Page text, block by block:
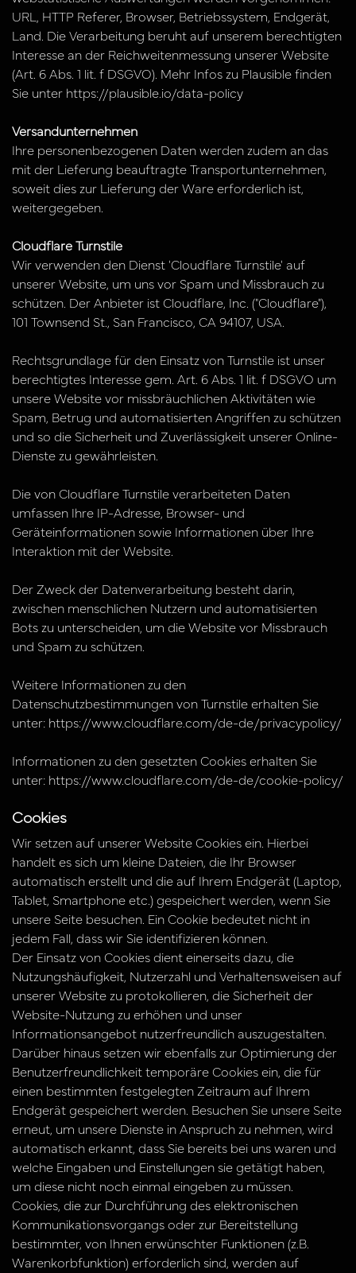
URL, HTTP Referer, Browser, Betriebssystem, Endgerät,
Land. Die Verarbeitung beruht auf unserem berechtigten
Interesse an der Reichweitenmessung unserer Website
(Art. 6 Abs. 1 lit. f DSGVO). Mehr Infos zu Plausible finden
Sie unter https://plausible.io/data-policy
Versandunternehmen
Ihre personenbezogenen Daten werden zudem an das
mit der Lieferung beauftragte Transportunternehmen,
soweit dies zur Lieferung der Ware erforderlich ist,
weitergegeben.
Cloudflare Turnstile
Wir verwenden den Dienst 'Cloudflare Turnstile' auf
unserer Website, um uns vor Spam und Missbrauch zu
schützen. Der Anbieter ist Cloudflare, Inc. ("Cloudflare"),
101 Townsend St., San Francisco, CA 94107, USA.
Rechtsgrundlage für den Einsatz von Turnstile ist unser
berechtigtes Interesse gem. Art. 6 Abs. 1 lit. f DSGVO um
unsere Website vor missbräuchlichen Aktivitäten wie
Spam, Betrug und automatisierten Angriffen zu schützen
und so die Sicherheit und Zuverlässigkeit unserer Online-
Dienste zu gewährleisten.
Die von Cloudflare Turnstile verarbeiteten Daten
umfassen Ihre IP-Adresse, Browser- und
Geräteinformationen sowie Informationen über Ihre
Interaktion mit der Website.
Der Zweck der Datenverarbeitung besteht darin,
zwischen menschlichen Nutzern und automatisierten
Bots zu unterscheiden, um die Website vor Missbrauch
und Spam zu schützen.
Weitere Informationen zu den
Datenschutzbestimmungen von Turnstile erhalten Sie
unter: https://www.cloudflare.com/de-de/privacypolicy/
Informationen zu den gesetzten Cookies erhalten Sie
unter: https://www.cloudflare.com/de-de/cookie-policy/
Cookies
Wir setzen auf unserer Website Cookies ein. Hierbei
handelt es sich um kleine Dateien, die Ihr Browser
automatisch erstellt und die auf Ihrem Endgerät (Laptop,
Tablet, Smartphone etc.) gespeichert werden, wenn Sie
unsere Seite besuchen. Ein Cookie bedeutet nicht in
jedem Fall, dass wir Sie identifizieren können.
Der Einsatz von Cookies dient einerseits dazu, die
Nutzungshäufigkeit, Nutzerzahl und Verhaltensweisen auf
unserer Website zu protokollieren, die Sicherheit der
Website-Nutzung zu erhöhen und unser
Informationsangebot nutzerfreundlich auszugestalten.
Darüber hinaus setzen wir ebenfalls zur Optimierung der
Benutzerfreundlichkeit temporäre Cookies ein, die für
einen bestimmten festgelegten Zeitraum auf Ihrem
Endgerät gespeichert werden. Besuchen Sie unsere Seite
erneut, um unsere Dienste in Anspruch zu nehmen, wird
automatisch erkannt, dass Sie bereits bei uns waren und
welche Eingaben und Einstellungen sie getätigt haben,
um diese nicht noch einmal eingeben zu müssen.
Cookies, die zur Durchführung des elektronischen
Kommunikationsvorgangs oder zur Bereitstellung
bestimmter, von Ihnen erwünschter Funktionen (z.B.
Warenkorbfunktion) erforderlich sind, werden auf